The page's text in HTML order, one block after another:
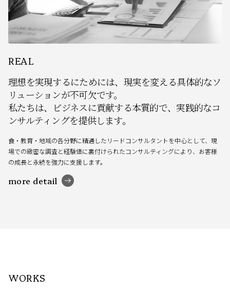
REAL
理想を実現するにためには、現実を変える具体的なソ
リューションが不可欠です。
私たちは、ビジネスに貢献する本質的で、実践的なコ
ンサルティングを提供します。
食・教育・地域の各分野に精通したリードコンサルタントを中心として、現
場での緻密な調査と経験値に裏付けられたコンサルティングにより、お客様
の成長と永続を強力に支援します。
more detail
WORKS